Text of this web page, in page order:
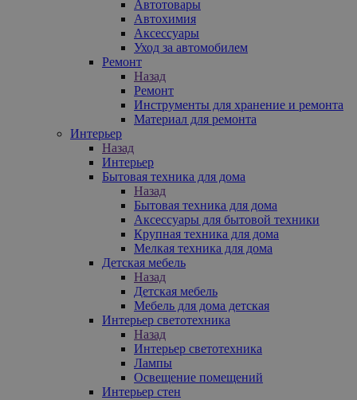
Автотовары
Автохимия
Аксессуары
Уход за автомобилем
Ремонт
Назад
Ремонт
Инструменты для хранение и ремонта
Материал для ремонта
Интерьер
Назад
Интерьер
Бытовая техника для дома
Назад
Бытовая техника для дома
Аксессуары для бытовой техники
Крупная техника для дома
Мелкая техника для дома
Детская мебель
Назад
Детская мебель
Мебель для дома детская
Интерьер светотехника
Назад
Интерьер светотехника
Лампы
Освещение помещений
Интерьер стен